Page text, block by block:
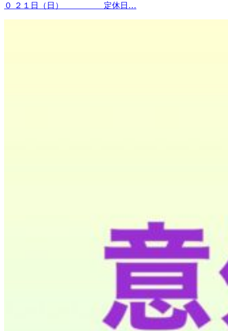
０ ２１日（日） 定休日…